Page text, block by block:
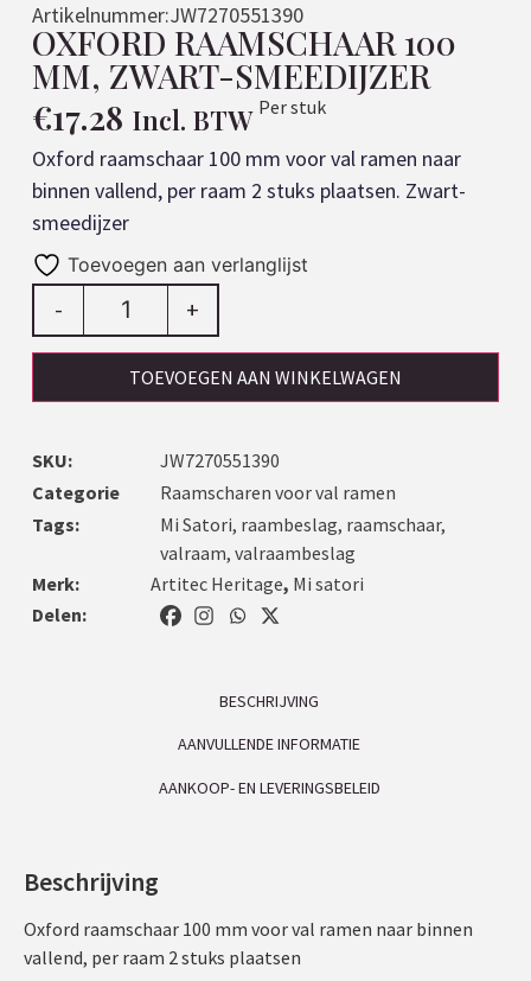
Artikelnummer:JW7270551390
OXFORD RAAMSCHAAR 100
MM, ZWART-SMEEDIJZER
€17.28 Incl. BTW Per stuk
Oxford raamschaar 100 mm voor val ramen naar
binnen vallend, per raam 2 stuks plaatsen. Zwart-
smeedijzer
Toevoegen aan verlanglijst
- +
TOEVOEGEN AAN WINKELWAGEN
SKU:
JW7270551390
Categorie
Raamscharen voor val ramen
Tags:
Mi Satori, raambeslag, raamschaar,
valraam, valraambeslag
Merk:
Artitec Heritage, Mi satori
Delen:
BESCHRIJVING
AANVULLENDE INFORMATIE
AANKOOP- EN LEVERINGSBELEID
Beschrijving
Oxford raamschaar 100 mm voor val ramen naar binnen
vallend, per raam 2 stuks plaatsen